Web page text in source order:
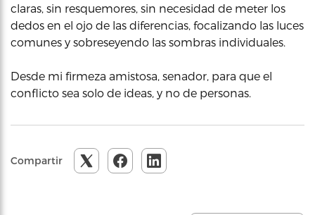
claras, sin resquemores, sin necesidad de meter los
dedos en el ojo de las diferencias, focalizando las luces
comunes y sobreseyendo las sombras individuales.
Desde mi firmeza amistosa, senador, para que el
conflicto sea solo de ideas, y no de personas.
Compartir